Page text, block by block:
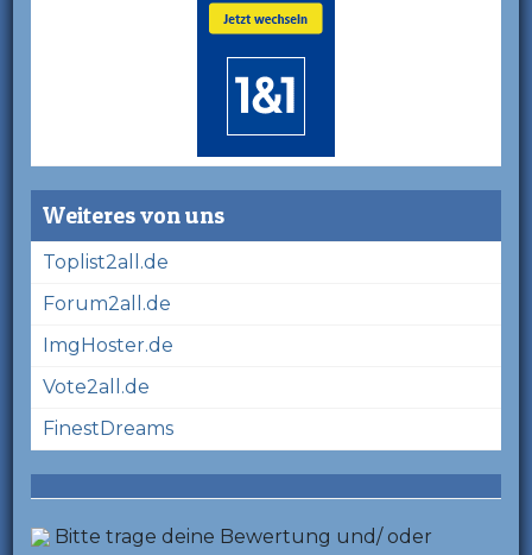
Weiteres von uns
Toplist2all.de
Forum2all.de
ImgHoster.de
Vote2all.de
FinestDreams
Bitte trage deine Bewertung und/ oder